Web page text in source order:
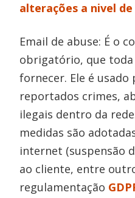
alterações a nivel de
Email de abuse: É o
obrigatório, que
fornecer. Ele é usado
reportados crimes,
ilegais dentro da
medidas são
internet (suspensão
ao cliente, entre
regulamentação